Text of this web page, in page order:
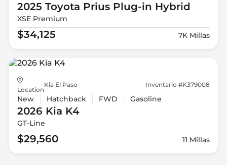
2025 Toyota Prius Plug-in Hybrid
XSE Premium
$34,125 7K Millas
Location
Kia El Paso Inventario #K379008
New Hatchback FWD Gasoline
2026 Kia K4
GT-Line
$29,560 11 Millas